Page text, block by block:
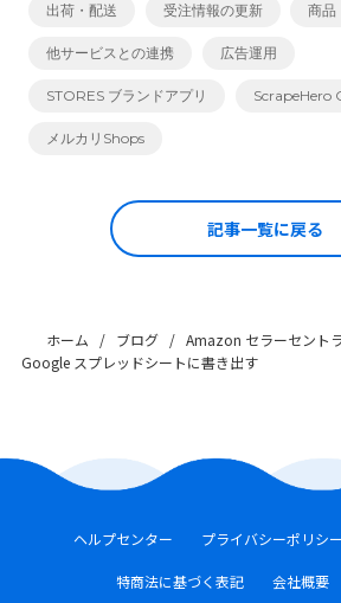
出荷・配送 受注情報の更新 商品
他サービスとの連携 広告運用
STORES ブランドアプリ ScrapeHero
メルカリShops
記事一覧に戻る
ホーム / ブログ / Amazon セラーセント
Google スプレッドシートに書き出す
ヘルプセンター プライバシーポリシー
特商法に基づく表記 会社概要